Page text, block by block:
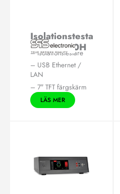
Isolationstesta
re IS 6680H
– Isolationstestare
– USB Ethernet /
LAN
– 7″ TFT färgskärm
LÄS MER